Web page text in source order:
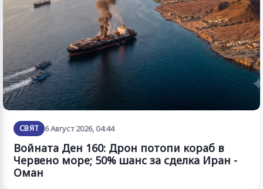
СВЯТ 6 Август 2026, 04:44
Войната Ден 160: Дрон потопи кораб в
Червено море; 50% шанс за сделка Иран -
Оман